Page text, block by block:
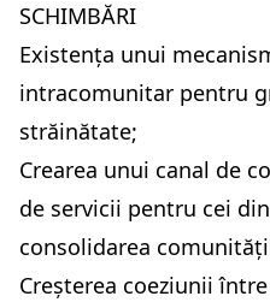
SCHIMBĂRI
Existența unui
intracomunitar pentru
străinătate;
Crearea unui canal de
de servicii pentru cei
consolidarea
Creșterea coeziunii